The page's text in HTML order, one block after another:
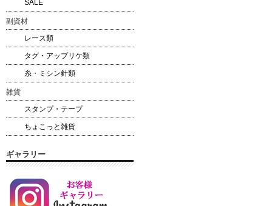
SALE
副資材
レース類
タグ・アップリケ類
糸・ミシン針類
雑貨
スタンプ・テープ
ちょこっと雑貨
ギャラリー